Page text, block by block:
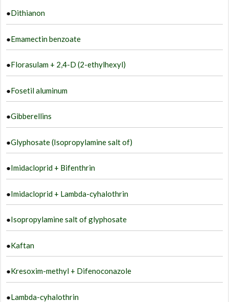
●Dithianon
●Emamectin benzoate
●Florasulam + 2,4-D (2-ethylhexyl)
●Fosetil aluminum
●Gibberellins
●Glyphosate (Isopropylamine salt of)
●Imidacloprid + Bifenthrin
●Imidacloprid + Lambda-cyhalothrin
●Isopropylamine salt of glyphosate
●Kaftan
●Kresoxim-methyl + Difenoconazole
●Lambda-cyhalothrin